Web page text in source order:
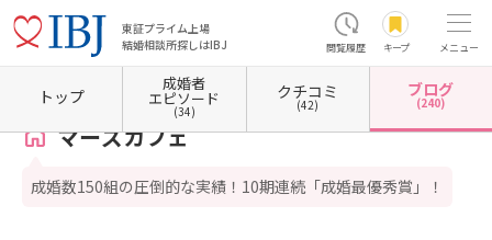
東証プライム上場
結婚相談所探しはIBJ
閲覧履歴 キープ メニュー
ホーム 東京都の結婚相談所 東京都中野区 マーズカフェ カウンセラーブログ一覧
マーズカフェ
成婚数150組の圧倒的な実績！10期連続「成婚最優秀賞」！
トップ
成婚者
エピソード
(34)
クチコミ
(42)
ブログ
(240)